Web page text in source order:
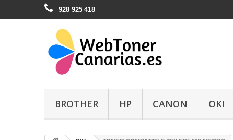
928 925 418
BROTHER HP CANON OKI